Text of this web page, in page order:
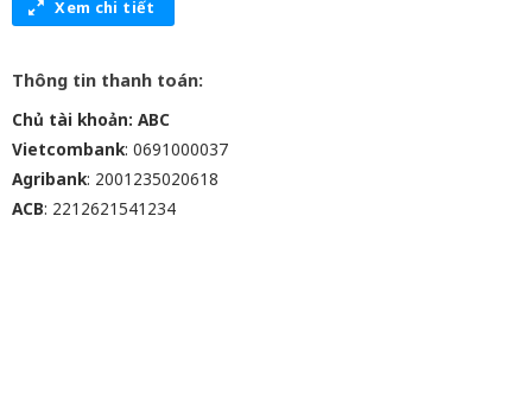
Xem chi tiết
Thông tin thanh toán:
Chủ tài khoản: ABC
Vietcombank: 0691000037
Agribank: 2001235020618
ACB: 2212621541234